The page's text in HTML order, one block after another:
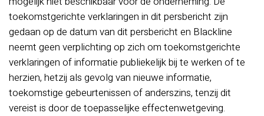
toekomstgerichte verklaringen in dit persbericht zijn
gedaan op de datum van dit persbericht en Blackline
neemt geen verplichting op zich om toekomstgerichte
verklaringen of informatie publiekelijk bij te werken of te
herzien, hetzij als gevolg van nieuwe informatie,
toekomstige gebeurtenissen of anderszins, tenzij dit
vereist is door de toepasselijke effectenwetgeving.